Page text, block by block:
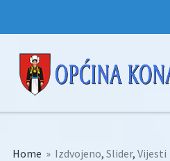
Home » Izdvojeno, Slider, Vijesti